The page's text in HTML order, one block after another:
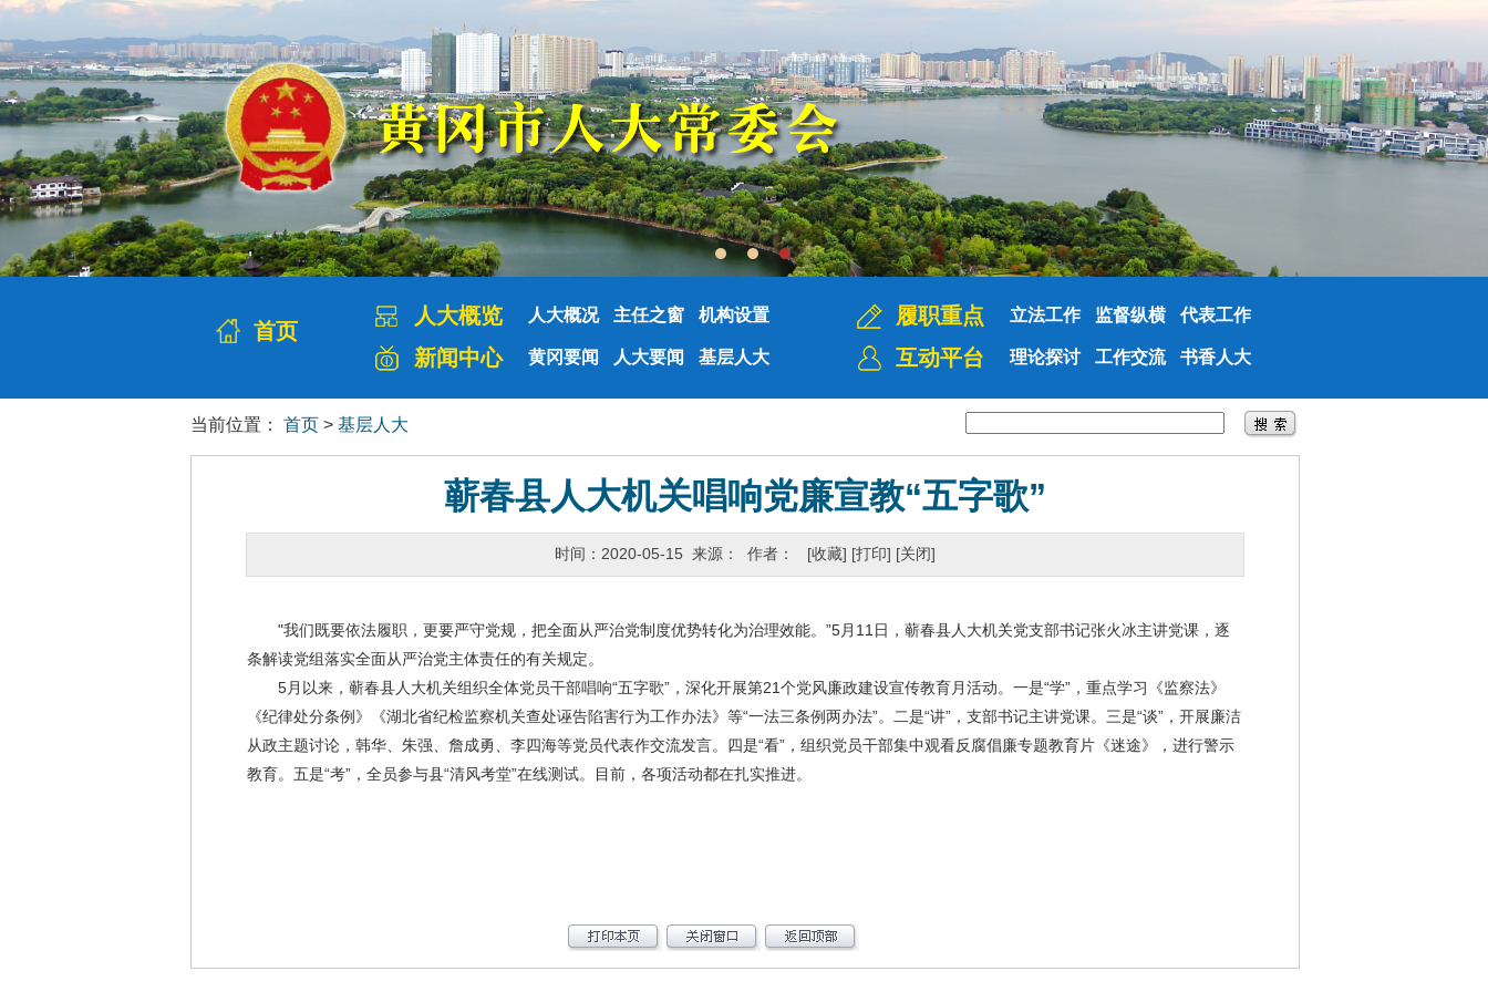
首页
人大概览 人大概况 主任之窗 机构设置
新闻中心 黄冈要闻 人大要闻 基层人大
履职重点 立法工作 监督纵横 代表工作
互动平台 理论探讨 工作交流 书香人大
当前位置： 首页 > 基层人大
蕲春县人大机关唱响党廉宣教“五字歌”
时间：2020-05-15 来源： 作者： [收藏] [打印] [关闭]
"我们既要依法履职，更要严守党规，把全面从严治党制度优势转化为治理效能。”5月11日，蕲春县人大机关党支部书记张火冰主讲党课，逐
条解读党组落实全面从严治党主体责任的有关规定。
5月以来，蕲春县人大机关组织全体党员干部唱响“五字歌”，深化开展第21个党风廉政建设宣传教育月活动。一是“学”，重点学习《监察法》
《纪律处分条例》《湖北省纪检监察机关查处诬告陷害行为工作办法》等“一法三条例两办法”。二是“讲”，支部书记主讲党课。三是“谈”，开展廉洁
从政主题讨论，韩华、朱强、詹成勇、李四海等党员代表作交流发言。四是“看”，组织党员干部集中观看反腐倡廉专题教育片《迷途》，进行警示
教育。五是“考”，全员参与县“清风考堂”在线测试。目前，各项活动都在扎实推进。